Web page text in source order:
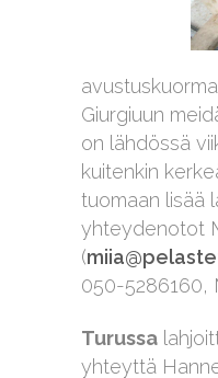
Giurgiuun
on lähdössä
kuitenkin
tuomaan lisää
yhteydenotot
(
050-5286160,
Turussa
yhteyttä